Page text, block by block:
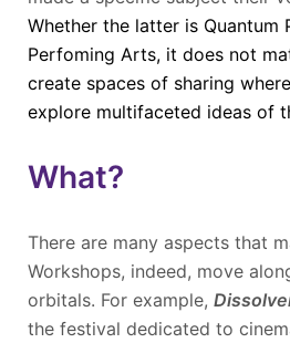
Whether the latter is Quantum
Perfoming Arts, it does not
create spaces of sharing
explore multifaceted ideas of
What?
There are many aspects that
Workshops, indeed, move
orbitals. For example,
the festival dedicated to